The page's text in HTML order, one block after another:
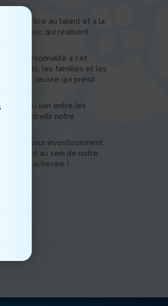
à peu grâce au talent et à la
Bordeaux, qui réalisent
et personnalité à cet
résidents, les familles et les
cette œuvre qui prend
créer du lien entre les
et d'embellir notre
pour leur investissement,
réalisent au sein de notre
l'œuvre achevée !